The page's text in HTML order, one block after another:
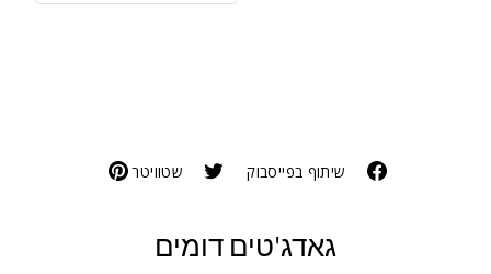
שיתוף בפייסבוק שטוויטר
גאדג'טים דומים